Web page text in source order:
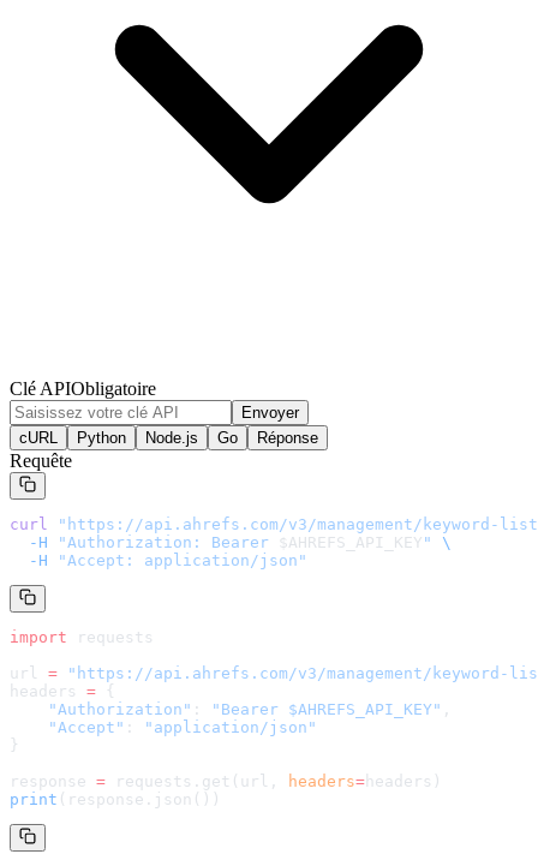
Clé APIObligatoire
Envoyer
cURL
Python Node.js Go Réponse
Requête
curl " https://api.ahrefs.com/v3/management/keyword-
  -H
"Authorization: Bearer $AHREFS_API_KEY "
\
  -H
"Accept: application/json"
import requests
url = " https://api.ahrefs.com/v3/management/keyword-
headers = {
    "Authorization"
: "Bearer $AHREFS_API_KEY" ,
    "Accept"
:
"application/json"
}
response = requests.get(url, headers= headers )
print (response.json())